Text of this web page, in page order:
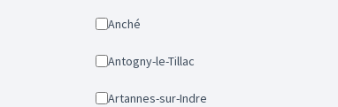
Anché
Antogny-le-Tillac
Artannes-sur-Indre